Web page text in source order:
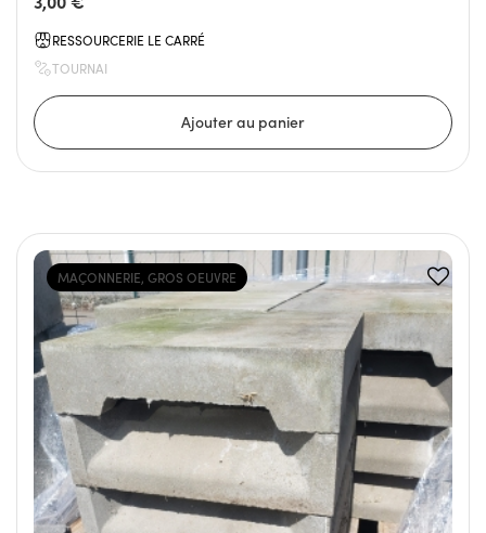
RESSOURCERIE LE CARRÉ
TOURNAI
MAÇONNERIE, GROS OEUVRE